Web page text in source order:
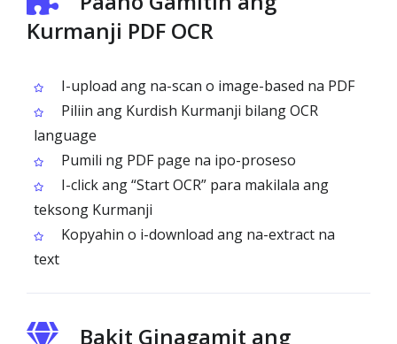
Kurmanji PDF OCR
I-upload ang na-scan o image-based na PDF
Piliin ang Kurdish Kurmanji bilang OCR
language
Pumili ng PDF page na ipo-proseso
I-click ang “Start OCR” para makilala ang
teksong Kurmanji
Kopyahin o i-download ang na-extract na
text
Bakit Ginagamit ang